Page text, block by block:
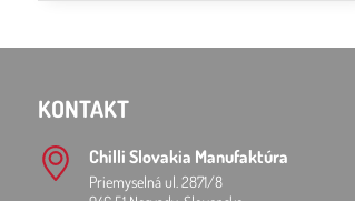
KONTAKT
Chilli Slovakia Manufaktúra
Priemyselná ul. 2871/8